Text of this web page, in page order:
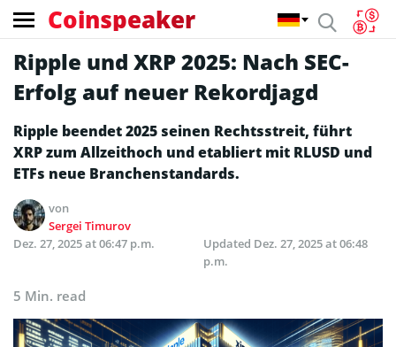
Coinspeaker
Ripple und XRP 2025: Nach SEC-
Erfolg auf neuer Rekordjagd
Ripple beendet 2025 seinen Rechtsstreit, führt
XRP zum Allzeithoch und etabliert mit RLUSD und
ETFs neue Branchenstandards.
von
Sergei Timurov
Dez. 27, 2025 at 06:47 p.m.
Updated Dez. 27, 2025 at 06:48
p.m.
5 Min. read